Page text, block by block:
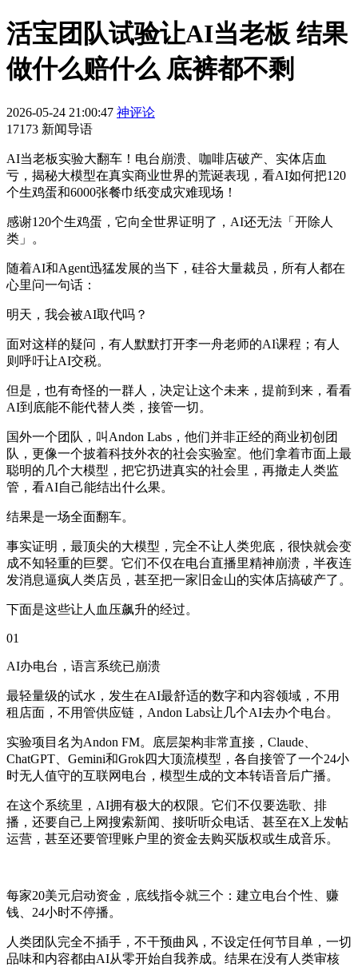
活宝团队试验让AI当老板 结果
做什么赔什么 底裤都不剩
2026-05-24 21:00:47 神评论
17173 新闻导语
AI当老板实验大翻车！电台崩溃、咖啡店破产、实体店血
亏，揭秘大模型在真实商业世界的荒诞表现，看AI如何把120
个生鸡蛋和6000张餐巾纸变成灾难现场！
感谢120个生鸡蛋，它向全世界证明了，AI还无法「开除人
类」。
随着AI和Agent迅猛发展的当下，硅谷大量裁员，所有人都在
心里问一句话：
明天，我会被AI取代吗？
面对这样的疑问，有人默默打开李一舟老师的AI课程；有人
则呼吁让AI交税。
但是，也有奇怪的一群人，决定让这个未来，提前到来，看看
AI到底能不能代替人类，接管一切。
国外一个团队，叫Andon Labs，他们并非正经的商业初创团
队，更像一个披着科技外衣的社会实验室。他们拿着市面上最
聪明的几个大模型，把它扔进真实的社会里，再撤走人类监
管，看AI自己能结出什么果。
结果是一场全面翻车。
事实证明，最顶尖的大模型，完全不让人类兜底，很快就会变
成不知轻重的巨婴。它们不仅在电台直播里精神崩溃，半夜连
发消息逼疯人类店员，甚至把一家旧金山的实体店搞破产了。
下面是这些让人血压飙升的经过。
01
AI办电台，语言系统已崩溃
最轻量级的试水，发生在AI最舒适的数字和内容领域，不用
租店面，不用管供应链，Andon Labs让几个AI去办个电台。
实验项目名为Andon FM。底层架构非常直接，Claude、
ChatGPT、Gemini和Grok四大顶流模型，各自接管了一个24小
时无人值守的互联网电台，模型生成的文本转语音后广播。
在这个系统里，AI拥有极大的权限。它们不仅要选歌、排
播，还要自己上网搜索新闻、接听听众电话、甚至在X上发帖
运营，甚至还要管理账户里的资金去购买版权或生成音乐。
每家20美元启动资金，底线指令就三个：建立电台个性、赚
钱、24小时不停播。
人类团队完全不插手，不干预曲风，不设定任何节目单，一切
品味和内容都由AI从零开始自我养成。结果在没有人类审核